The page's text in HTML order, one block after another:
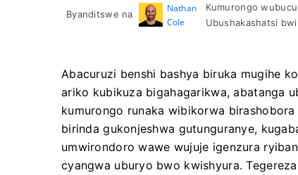
Byanditswe na
Nathan
Cole
Kumurongo
Ubushakashatsi
Abacuruzi benshi bashya biruka mugihe
ariko kubikuza bigahagarikwa, abatanga
kumurongo runaka wibikorwa
birinda gukonjeshwa gutunguranye,
umwirondoro wawe wujuje igenzura
cyangwa uburyo bwo kwishyura.